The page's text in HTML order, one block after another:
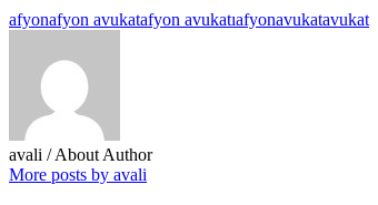
afyonafyon avukatafyon avukatıafyonavukatavukat
avali / About Author
More posts by avali